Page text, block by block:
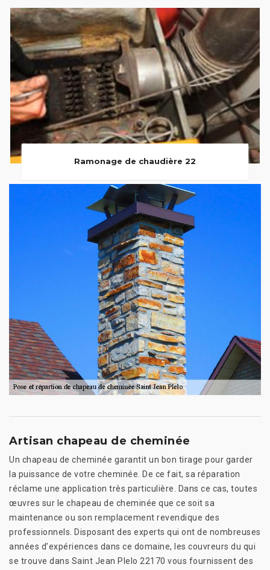
Ramonage de chaudière 22
Artisan chapeau de cheminée
Un chapeau de cheminée garantit un bon tirage pour garder
la puissance de votre cheminée. De ce fait, sa réparation
réclame une application très particulière. Dans ce cas, toutes
œuvres sur le chapeau de cheminée que ce soit sa
maintenance ou son remplacement revendique des
professionnels. Disposant des experts qui ont de nombreuses
années d’expériences dans ce domaine, les couvreurs du qui
se trouve dans Saint Jean Plelo 22170 vous fournissent des